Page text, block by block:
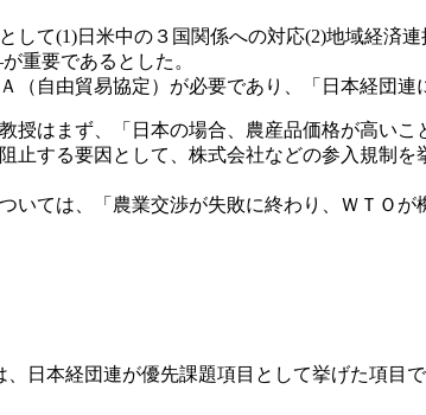
して(1)日米中の３国関係への対応(2)地域経
重要であるとした。
自由貿易協定）が必要であり、「日本経団連
はまず、「日本の場合、農産品価格が高い
する要因として、株式会社などの参入規制
ては、「農業交渉が失敗に終わり、ＷＴＯ
日本経団連が優先課題項目として挙げた項目